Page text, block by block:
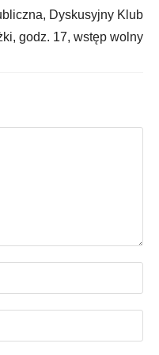
Dyskusyjny Klub
godz. 17, wstęp wolny